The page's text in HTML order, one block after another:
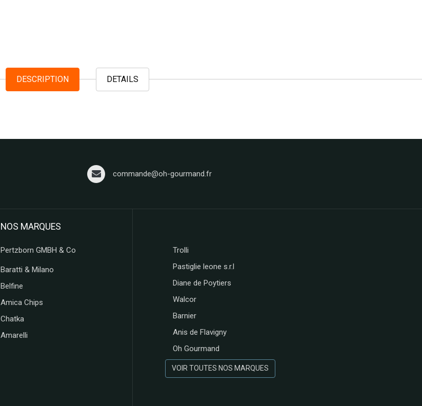
DESCRIPTION DETAILS
commande@oh-gourmand.fr
NOS MARQUES
Pertzborn GMBH & Co
Baratti & Milano
Belfine
Amica Chips
Chatka
Amarelli
Trolli
Pastiglie leone s.r.l
Diane de Poytiers
Walcor
Barnier
Anis de Flavigny
Oh Gourmand
VOIR TOUTES NOS MARQUES